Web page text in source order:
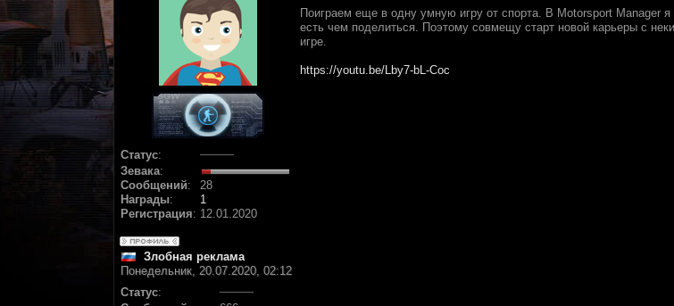
Статус:
Зевака:
Сообщений:
28
Награды:
1
Регистрация: 12.01.2020
Поиграем еще в одну умную игру от спорта. В Motorsport Manager
есть чем поделиться. Поэтому совмещу старт новой карьеры с
игре.
https://youtu.be/Lby7-bL-Coc
Злобная реклама
Понедельник, 20.07.2020, 02:12
Статус: